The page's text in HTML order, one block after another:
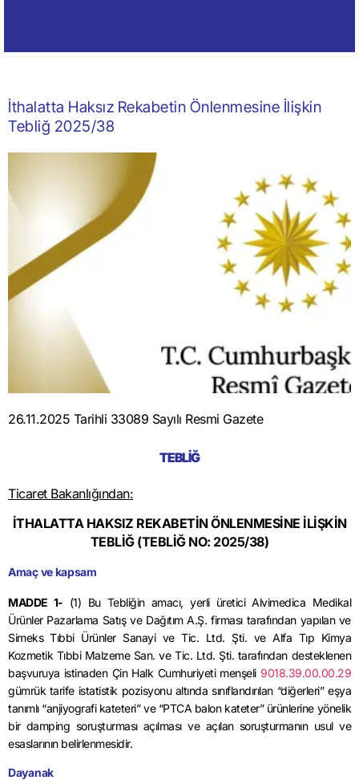
İthalatta Haksız Rekabetin Önlenmesine İlişkin
Tebliğ 2025/38
26.11.2025 Tarihli 33089 Sayılı Resmi Gazete
TEBLİĞ
Ticaret Bakanlığından:
İTHALATTA HAKSIZ REKABETİN ÖNLENMESİNE İLİŞKİN
TEBLİĞ (TEBLİĞ NO: 2025/38)
Amaç ve kapsam
MADDE 1- (1) Bu Tebliğin amacı, yerli üretici Alvimedica Medikal
Ürünler Pazarlama Satış ve Dağıtım A.Ş. firması tarafından yapılan ve
Simeks Tıbbi Ürünler Sanayi ve Tic. Ltd. Şti. ve Alfa Tıp Kimya
Kozmetik Tıbbi Malzeme San. ve Tic. Ltd. Şti. tarafından desteklenen
başvuruya istinaden Çin Halk Cumhuriyeti menşeli 9018.39.00.00.29
gümrük tarife istatistik pozisyonu altında sınıflandırılan “diğerleri” eşya
tanımlı “anjiyografi kateteri” ve “PTCA balon kateter” ürünlerine yönelik
bir damping soruşturması açılması ve açılan soruşturmanın usul ve
esaslarının belirlenmesidir.
Dayanak